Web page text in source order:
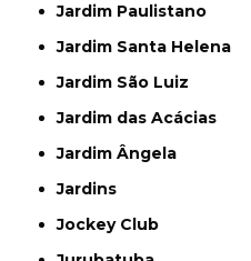
Jardim Paulistano
Jardim Santa Helena
Jardim São Luiz
Jardim das Acácias
Jardim Ângela
Jardins
Jockey Club